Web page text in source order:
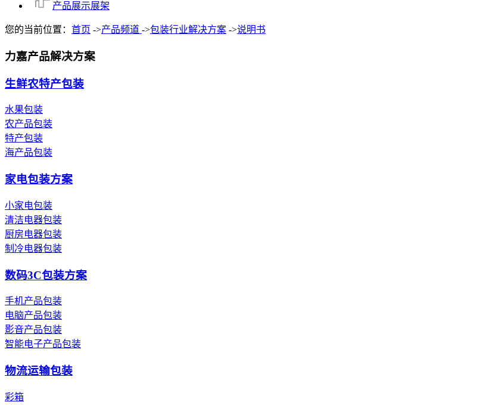
产品展示展架
您的当前位置： 首页 ->产品频道 ->包装行业解决方案 ->说明书
力嘉产品解决方案
生鲜农特产包装
水果包装
农产品包装
特产包装
海产品包装
家电包装方案
小家电包装
清洁电器包装
厨房电器包装
制冷电器包装
数码3C包装方案
手机产品包装
电脑产品包装
影音产品包装
智能电子产品包装
物流运输包装
彩箱